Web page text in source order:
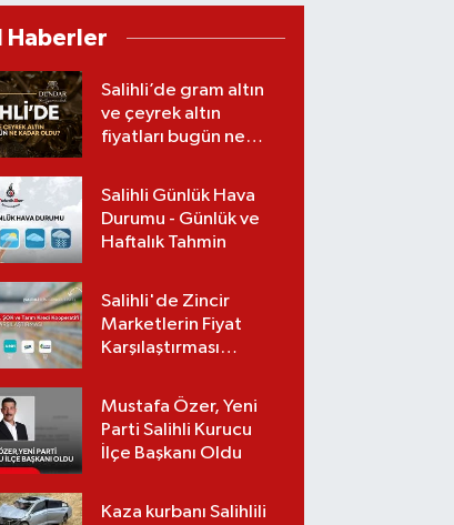
Haberler
Salihli’de gram altın
ve çeyrek altın
fiyatları bugün ne
(07.08.2026)
Salihli Günlük Hava
Durumu - Günlük ve
Haftalık Tahmin
Salihli'de Zincir
Marketlerin Fiyat
Karşılaştırması
Mustafa Özer, Yeni
Parti Salihli Kurucu
İlçe Başkanı Oldu
Kaza kurbanı Salihlili